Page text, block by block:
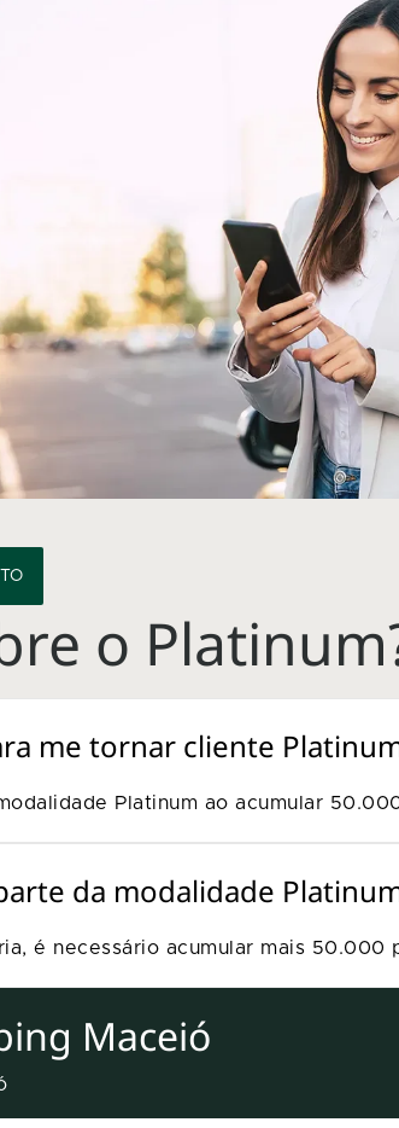
o
me tornar cliente
Platinum ao acumular
da modalidade
é necessário acumular mais 50.000
Maceió